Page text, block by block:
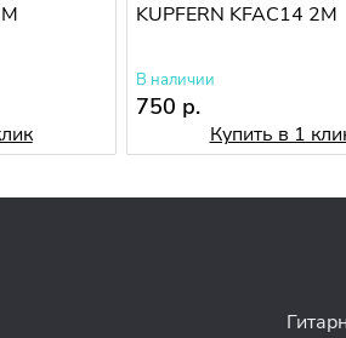
KUPFERN KFAC14 2M
В наличии
750 р.
Купить в 1